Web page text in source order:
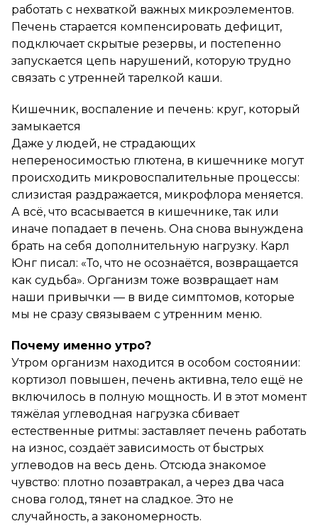
работать с нехваткой важных микроэлементов.
Печень старается компенсировать дефицит,
подключает скрытые резервы, и постепенно
запускается цепь нарушений, которую трудно
связать с утренней тарелкой каши.
Кишечник, воспаление и печень: круг, который
замыкается
Даже у людей, не страдающих
непереносимостью глютена, в кишечнике могут
происходить микровоспалительные процессы:
слизистая раздражается, микрофлора меняется.
А всё, что всасывается в кишечнике, так или
иначе попадает в печень. Она снова вынуждена
брать на себя дополнительную нагрузку. Карл
Юнг писал: «То, что не осознаётся, возвращается
как судьба». Организм тоже возвращает нам
наши привычки — в виде симптомов, которые
мы не сразу связываем с утренним меню.
Почему именно утро?
Утром организм находится в особом состоянии:
кортизол повышен, печень активна, тело ещё не
включилось в полную мощность. И в этот момент
тяжёлая углеводная нагрузка сбивает
естественные ритмы: заставляет печень работать
на износ, создаёт зависимость от быстрых
углеводов на весь день. Отсюда знакомое
чувство: плотно позавтракал, а через два часа
снова голод, тянет на сладкое. Это не
случайность, а закономерность.